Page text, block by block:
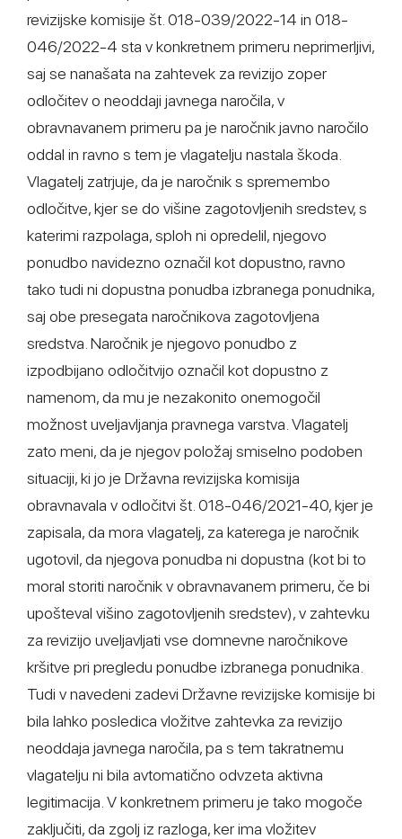
revizijske komisije št. 018-039/2022-14 in 018-
046/2022-4 sta v konkretnem primeru neprimerljivi,
saj se nanašata na zahtevek za revizijo zoper
odločitev o neoddaji javnega naročila, v
obravnavanem primeru pa je naročnik javno naročilo
oddal in ravno s tem je vlagatelju nastala škoda.
Vlagatelj zatrjuje, da je naročnik s spremembo
odločitve, kjer se do višine zagotovljenih sredstev, s
katerimi razpolaga, sploh ni opredelil, njegovo
ponudbo navidezno označil kot dopustno, ravno
tako tudi ni dopustna ponudba izbranega ponudnika,
saj obe presegata naročnikova zagotovljena
sredstva. Naročnik je njegovo ponudbo z
izpodbijano odločitvijo označil kot dopustno z
namenom, da mu je nezakonito onemogočil
možnost uveljavljanja pravnega varstva. Vlagatelj
zato meni, da je njegov položaj smiselno podoben
situaciji, ki jo je Državna revizijska komisija
obravnavala v odločitvi št. 018-046/2021-40, kjer je
zapisala, da mora vlagatelj, za katerega je naročnik
ugotovil, da njegova ponudba ni dopustna (kot bi to
moral storiti naročnik v obravnavanem primeru, če bi
upošteval višino zagotovljenih sredstev), v zahtevku
za revizijo uveljavljati vse domnevne naročnikove
kršitve pri pregledu ponudbe izbranega ponudnika.
Tudi v navedeni zadevi Državne revizijske komisije bi
bila lahko posledica vložitve zahtevka za revizijo
neoddaja javnega naročila, pa s tem takratnemu
vlagatelju ni bila avtomatično odvzeta aktivna
legitimacija. V konkretnem primeru je tako mogoče
zaključiti, da zgolj iz razloga, ker ima vložitev